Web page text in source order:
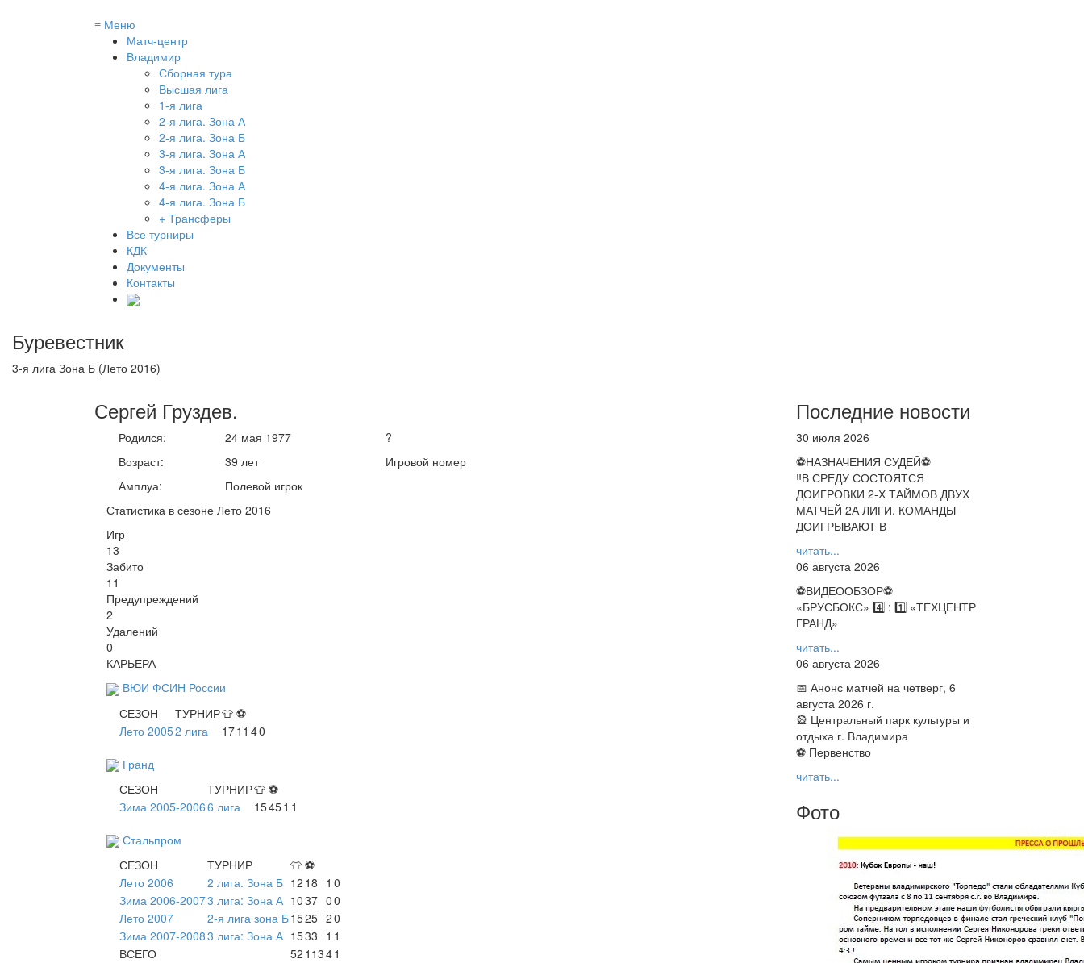
≡ Меню
Матч-центр
Владимир
Сборная тура
Высшая лига
1-я лига
2-я лига. Зона А
2-я лига. Зона Б
3-я лига. Зона А
3-я лига. Зона Б
4-я лига. Зона А
4-я лига. Зона Б
+ Трансферы
Все турниры
КДК
Документы
Контакты
Буревестник
3-я лига Зона Б (Лето 2016)
Сергей Груздев.
Родился:
Возраст:
Амплуа:
24 мая 1977
39 лет
Полевой игрок
?
Игровой номер
Статистика в сезоне Лето 2016
Игр
13
Забито
11
Предупреждений
2
Удалений
0
КАРЬЕРА
ВЮИ ФСИН России
СЕЗОН
ТУРНИР👕 ⚽
Лето 20052 лига 1711 40
Гранд
СЕЗОН
ТУРНИР👕 ⚽
Зима 2005-20066 лига 15451 1
Стальпром
СЕЗОН
ТУРНИР 👕 ⚽
Лето 2006
2 лига. Зона Б 12 18 1 0
Зима 2006-20073 лига: Зона А 1037 00
Лето 2007
2-я лига зона Б1525 20
Зима 2007-20083 лига: Зона А 1533 1 1
ВСЕГО
52 11341
Последние новости
30 июля 2026
⚽НАЗНАЧЕНИЯ СУДЕЙ⚽
‼В СРЕДУ СОСТОЯТСЯ
ДОИГРОВКИ 2-Х ТАЙМОВ ДВУХ
МАТЧЕЙ 2А ЛИГИ. КОМАНДЫ
ДОИГРЫВАЮТ В
читать...
06 августа 2026
⚽️ВИДЕООБЗОР⚽️
«БРУСБОКС» 4️⃣ : 1️⃣ «ТЕХЦЕНТР
ГРАНД»
читать...
06 августа 2026
📅 Анонс матчей на четверг, 6
августа 2026 г.
🎡 Центральный парк культуры и
отдыха г. Владимира
⚽ Первенство
читать...
Фото